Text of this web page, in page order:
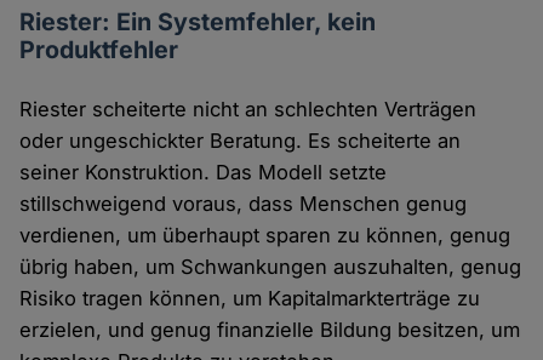
Riester: Ein Systemfehler, kein
Produktfehler
Riester scheiterte nicht an schlechten Verträgen
oder ungeschickter Beratung. Es scheiterte an
seiner Konstruktion. Das Modell setzte
stillschweigend voraus, dass Menschen genug
verdienen, um überhaupt sparen zu können, genug
übrig haben, um Schwankungen auszuhalten, genug
Risiko tragen können, um Kapitalmarkterträge zu
erzielen, und genug finanzielle Bildung besitzen, um